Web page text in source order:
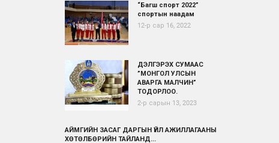
“Багш спорт 2022”
спортын наадам
12-р сар 16, 2022
ДЭЛГЭРЭХ СУМААС
”МОНГОЛ УЛСЫН
АВАРГА МАЛЧИН”
ТОДОРЛОО.
2-р сарын 13, 2023
АЙМГИЙН ЗАСАГ ДАРГЫН ҮЙЛ АЖИЛЛАГААНЫ
ХӨТӨЛБӨРИЙН ТАЙЛАНД...